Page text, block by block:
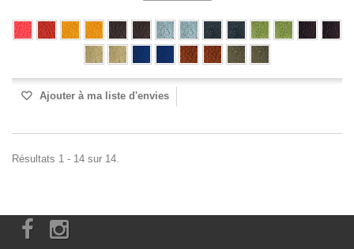
Ajouter à ma liste d'envies
Résultats 1 - 14 sur 14.